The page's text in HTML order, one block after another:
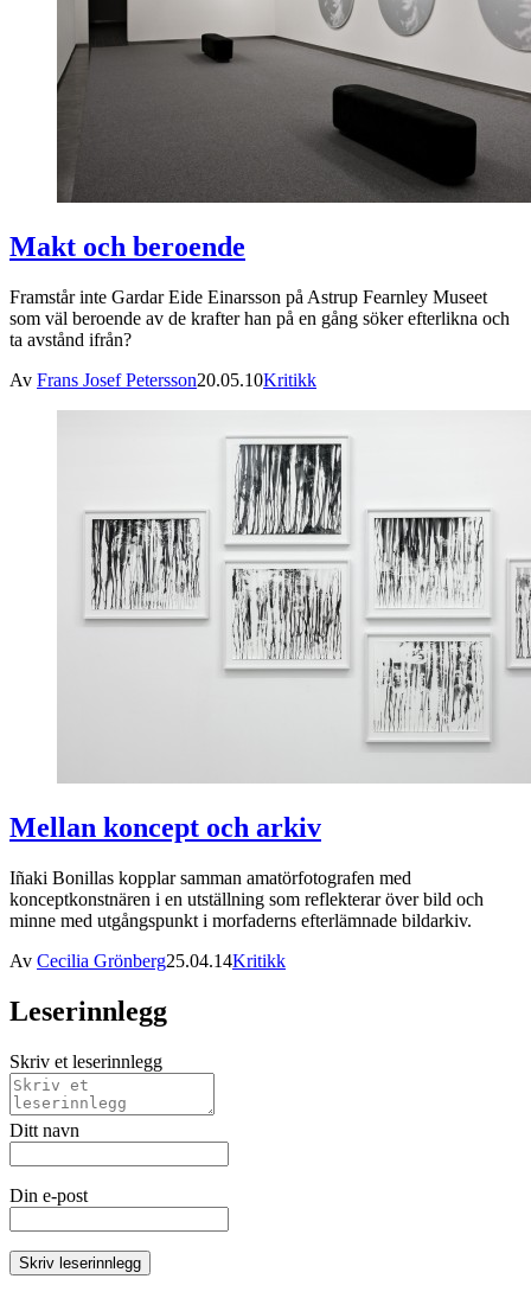
Makt och beroende
Framstår inte Gardar Eide Einarsson på Astrup Fearnley Museet
som väl beroende av de krafter han på en gång söker efterlikna och
ta avstånd ifrån?
Av Frans Josef Petersson20.05.10Kritikk
Mellan koncept och arkiv
Iñaki Bonillas kopplar samman amatörfotografen med
konceptkonstnären i en utställning som reflekterar över bild och
minne med utgångspunkt i morfaderns efterlämnade bildarkiv.
Av Cecilia Grönberg25.04.14Kritikk
Leserinnlegg
Skriv et leserinnlegg
Ditt navn
Din e-post
Skriv leserinnlegg